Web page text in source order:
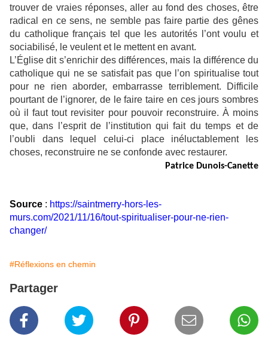
trouver de vraies réponses, aller au fond des choses, être
radical en ce sens, ne semble pas faire partie des gênes
du catholique français tel que les autorités l’ont voulu et
sociabilisé, le veulent et le mettent en avant.
L’Église dit s’enrichir des différences, mais la différence du
catholique qui ne se satisfait pas que l’on spiritualise tout
pour ne rien aborder, embarrasse terriblement. Difficile
pourtant de l’ignorer, de le faire taire en ces jours sombres
où il faut tout revisiter pour pouvoir reconstruire. À moins
que, dans l’esprit de l’institution qui fait du temps et de
l’oubli dans lequel celui-ci place inéluctablement les
choses, reconstruire ne se confonde avec restaurer.
Patrice Dunois-Canette
Source : https://saintmerry-hors-les-
murs.com/2021/11/16/tout-spiritualiser-pour-ne-rien-
changer/
#Réflexions en chemin
Partager